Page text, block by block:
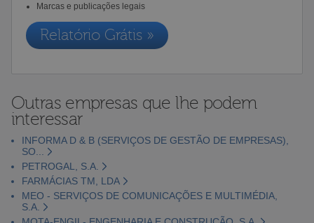
Marcas e publicações legais
Relatório Grátis »
Outras empresas que lhe podem
interessar
INFORMA D & B (SERVIÇOS DE GESTÃO DE EMPRESAS),
SO...
PETROGAL, S.A.
FARMÁCIAS TM, LDA
MEO - SERVIÇOS DE COMUNICAÇÕES E MULTIMÉDIA,
S.A.